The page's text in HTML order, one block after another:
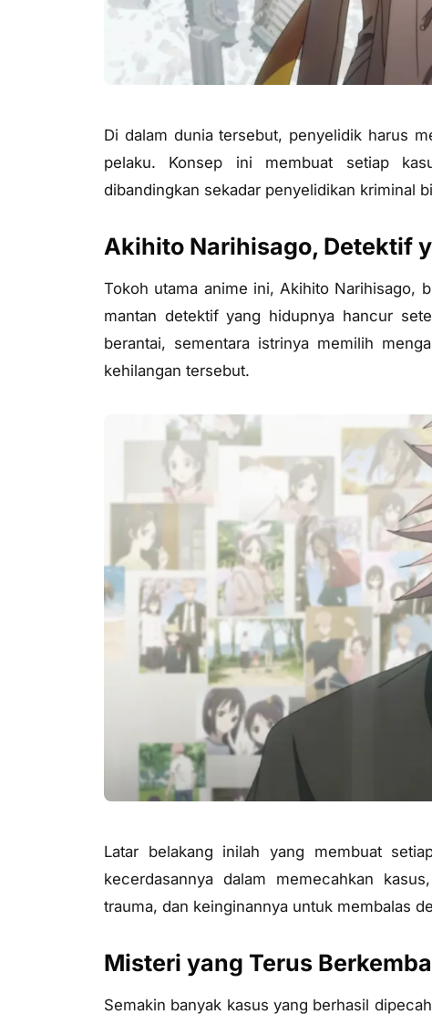
Di dalam dunia tersebut, penyelidik harus
pelaku. Konsep ini membuat setiap
dibandingkan sekadar penyelidikan kriminal
Akihito Narihisago, Detektif
Tokoh utama anime ini, Akihito Narihisago,
mantan detektif yang hidupnya hancur
berantai, sementara istrinya memilih
kehilangan tersebut.
Latar belakang inilah yang membuat
kecerdasannya dalam memecahkan
trauma, dan keinginannya untuk membalas
Misteri yang Terus
Semakin banyak kasus yang berhasil